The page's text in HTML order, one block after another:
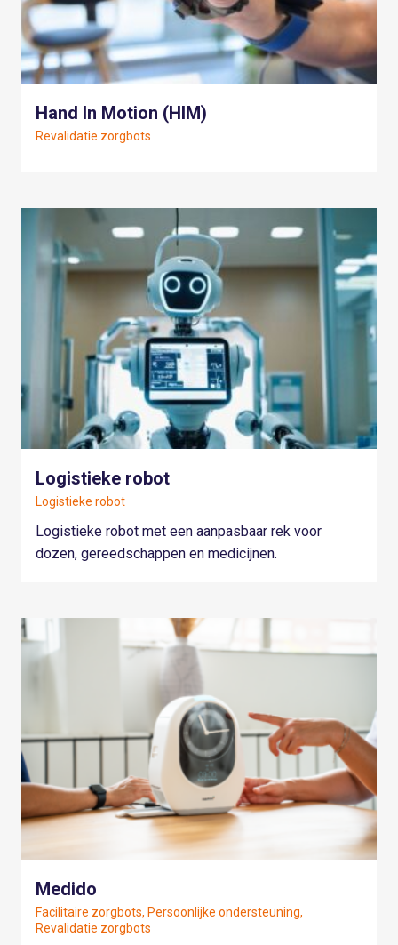
Hand In Motion (HIM)
Revalidatie zorgbots
Logistieke robot
Logistieke robot
Logistieke robot met een aanpasbaar rek voor
dozen, gereedschappen en medicijnen.
Medido
Facilitaire zorgbots, Persoonlijke ondersteuning,
Revalidatie zorgbots